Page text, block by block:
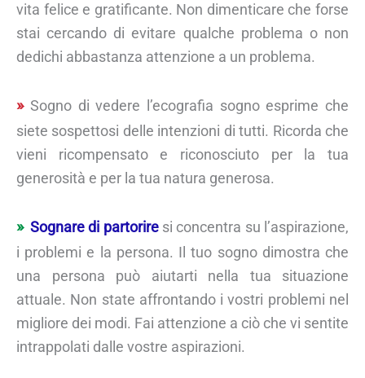
vita felice e gratificante. Non dimenticare che forse
stai cercando di evitare qualche problema o non
dedichi abbastanza attenzione a un problema.
Sogno di vedere l’ecografia sogno esprime che
siete sospettosi delle intenzioni di tutti. Ricorda che
vieni ricompensato e riconosciuto per la tua
generosità e per la tua natura generosa.
Sognare di partoriresi concentra su l’aspirazione,
i problemi e la persona. Il tuo sogno dimostra che
una persona può aiutarti nella tua situazione
attuale. Non state affrontando i vostri problemi nel
migliore dei modi. Fai attenzione a ciò che vi sentite
intrappolati dalle vostre aspirazioni.